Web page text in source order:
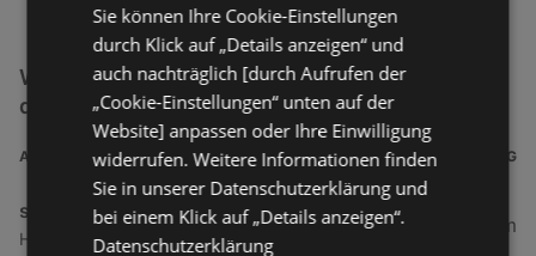
Weitere Service & Dienstleistungen Filialen in
der Nähe
ADRESSE ENTFERNUNG
sehen!wutscher Hoechst
Hauptstraße 17, 6973 Höchst
3,52 km
Sie können Ihre Cookie-Einstellungen
durch Klick auf „Details anzeigen“ und
auch nachträglich [durch Aufrufen der
„Cookie-Einstellungen“ unten auf der
Website] anpassen oder Ihre Einwilligung
widerrufen. Weitere Informationen finden
Sie in unserer Datenschutzerklärung und
bei einem Klick auf „Details anzeigen“.
Datenschutzerklärung